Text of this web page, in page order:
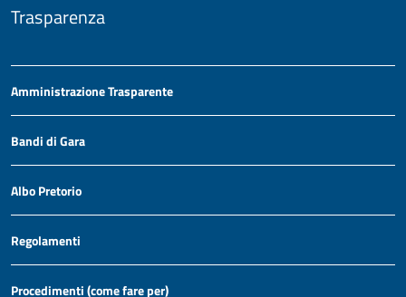
Trasparenza
Amministrazione Trasparente
Bandi di Gara
Albo Pretorio
Regolamenti
Procedimenti (come fare per)